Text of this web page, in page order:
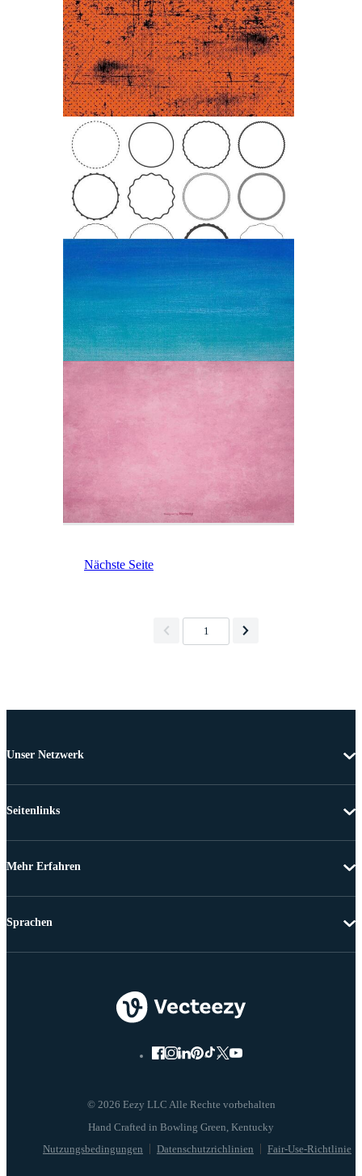
Nächste Seite
1
Unser Netzwerk
Seitenlinks
Mehr Erfahren
© 2026 Eezy LLC Alle Rechte vorbehalten
Nutzungsbedingungen Datenschutzrichlinien Fair-Use-Richtlinie
Sprachen